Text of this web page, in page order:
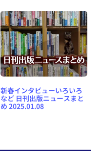
新春インタビューいろいろ
など 日刊出版ニュースまと
め 2025.01.08